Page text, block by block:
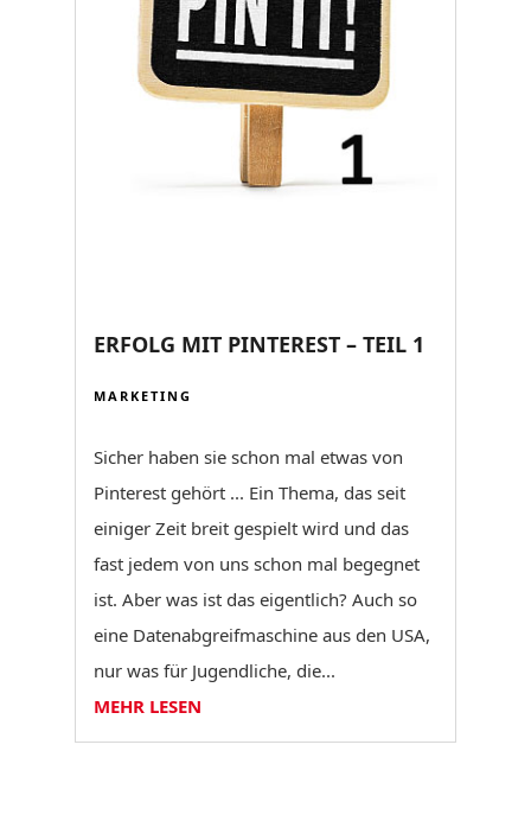
ERFOLG MIT PINTEREST – TEIL 1
MARKETING
Sicher haben sie schon mal etwas von
Pinterest gehört ... Ein Thema, das seit
einiger Zeit breit gespielt wird und das
fast jedem von uns schon mal begegnet
ist. Aber was ist das eigentlich? Auch so
eine Datenabgreifmaschine aus den USA,
nur was für Jugendliche, die...
MEHR LESEN